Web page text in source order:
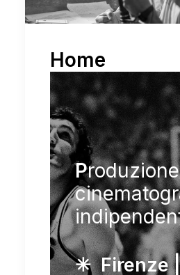
Home
Produzione
✳︎ Firenze |